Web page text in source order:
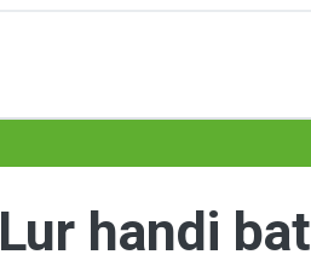
handi bat